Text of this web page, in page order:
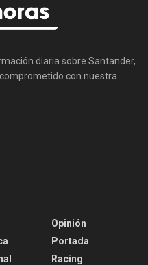
diaria sobre Santander,
con nuestra
Opinión
Portada
Racing